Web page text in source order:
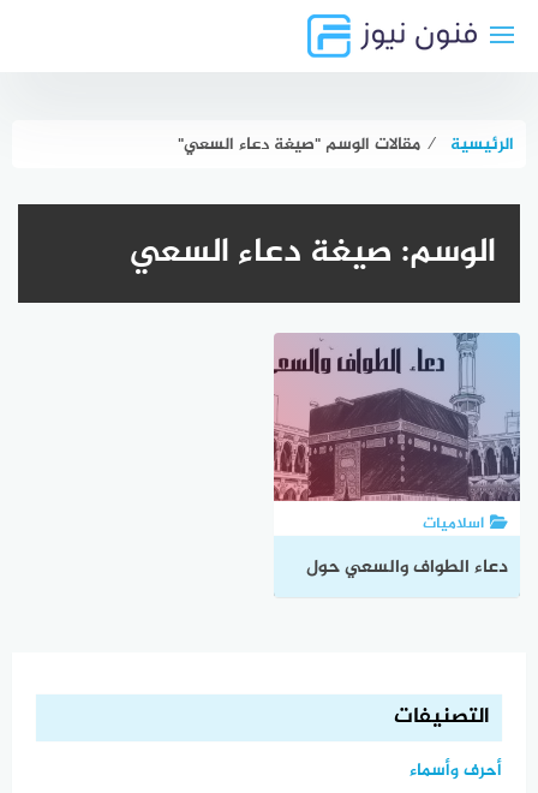
الرئيسية ⁄ مقالات الوسم "صيغة دعاء السعي"
الوسم: صيغة دعاء السعي
اسلاميات
دعاء الطواف والسعي حول
التصنيفات
أحرف وأسماء